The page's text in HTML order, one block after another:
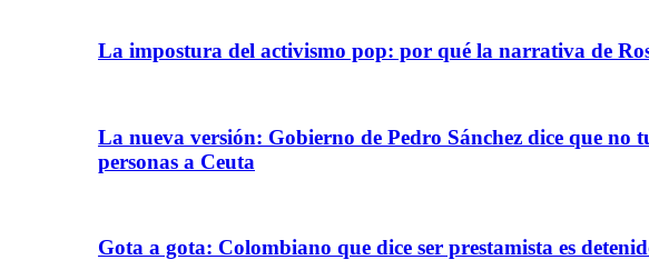
La impostura del activismo pop: por qué la narrativa de
La nueva versión: Gobierno de Pedro Sánchez dice que no
personas a Ceuta
Gota a gota: Colombiano que dice ser prestamista es